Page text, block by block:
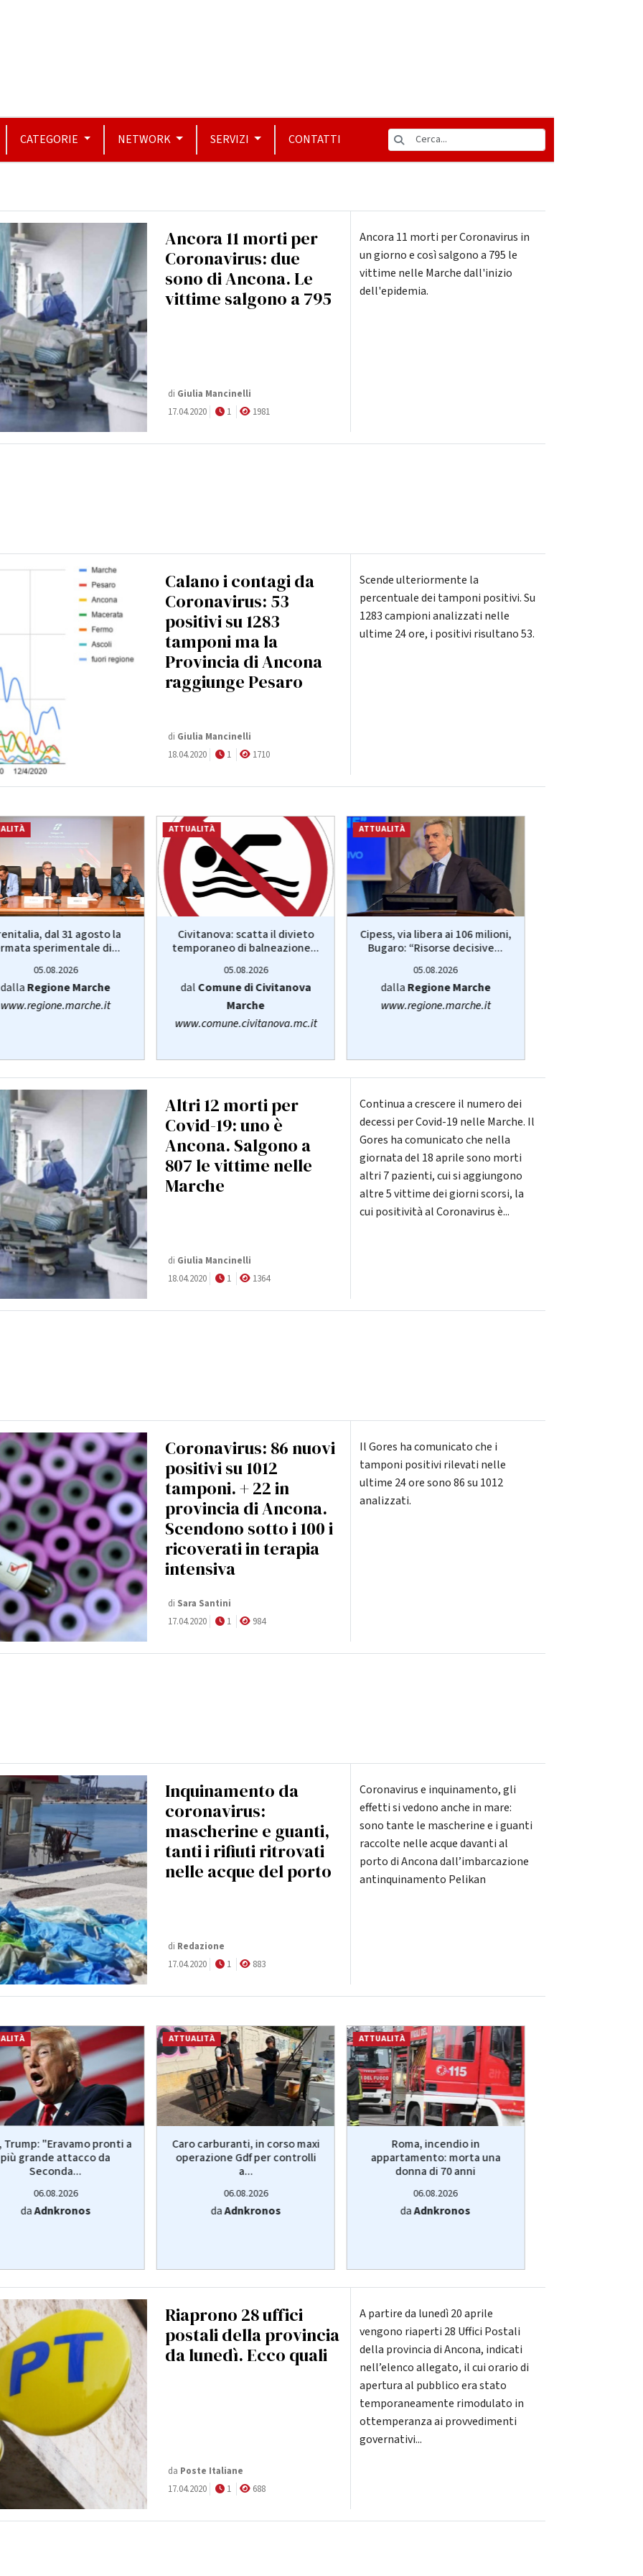
CATEGORIE NETWORK SERVIZI CONTATTI
Ancora 11 morti per
Coronavirus: due
sono di Ancona. Le
vittime salgono a 795
di Giulia Mancinelli
17.04.2020
1 1981
Ancora 11 morti per Coronavirus in
un giorno e così salgono a 795 le
vittime nelle Marche dall'inizio
dell'epidemia.
Calano i contagi da
Coronavirus: 53
positivi su 1283
tamponi ma la
Provincia di Ancona
raggiunge Pesaro
di Giulia Mancinelli
18.04.2020
1 1710
Scende ulteriormente la
percentuale dei tamponi positivi. Su
1283 campioni analizzati nelle
ultime 24 ore, i positivi risultano 53.
dal 31 agosto la
sperimentale di...
05.08.2026
dallaRegione Marche
www.regione.marche.it
ATTUALITÀ
Civitanova: scatta il divieto
temporaneo di balneazione...
05.08.2026
dalComune di Civitanova
Marche
www.comune.civitanova.mc.it
ATTUALITÀ
Cipess, via libera ai 106 milioni,
Bugaro: “Risorse decisive...
05.08.2026
dallaRegione Marche
www.regione.marche.it
Altri 12 morti per
Covid-19: uno è
Ancona. Salgono a
807 le vittime nelle
Marche
di Giulia Mancinelli
18.04.2020
1 1364
Continua a crescere il numero dei
decessi per Covid-19 nelle Marche. Il
Gores ha comunicato che nella
giornata del 18 aprile sono morti
altri 7 pazienti, cui si aggiungono
altre 5 vittime dei giorni scorsi, la
cui positività al Coronavirus è...
Coronavirus: 86 nuovi
positivi su 1012
tamponi. + 22 in
provincia di Ancona.
Scendono sotto i 100 i
ricoverati in terapia
intensiva
di Sara Santini
17.04.2020
1 984
Il Gores ha comunicato che i
tamponi positivi rilevati nelle
ultime 24 ore sono 86 su 1012
analizzati.
Inquinamento da
coronavirus:
mascherine e guanti,
tanti i rifiuti ritrovati
nelle acque del porto
di Redazione
17.04.2020
1 883
Coronavirus e inquinamento, gli
effetti si vedono anche in mare:
sono tante le mascherine e i guanti
raccolte nelle acque davanti al
porto di Ancona dall’imbarcazione
antinquinamento Pelikan
Trump: "Eravamo pronti a
più grande attacco da
Seconda...
06.08.2026
daAdnkronos
ATTUALITÀ
Caro carburanti, in corso maxi
operazione Gdf per controlli
a...
06.08.2026
daAdnkronos
ATTUALITÀ
Roma, incendio in
appartamento: morta una
donna di 70 anni
06.08.2026
daAdnkronos
Riaprono 28 uffici
postali della provincia
da lunedì. Ecco quali
da Poste Italiane
17.04.2020
1 688
A partire da lunedì 20 aprile
vengono riaperti 28 Uffici Postali
della provincia di Ancona, indicati
nell’elenco allegato, il cui orario di
apertura al pubblico era stato
temporaneamente rimodulato in
ottemperanza ai provvedimenti
governativi...